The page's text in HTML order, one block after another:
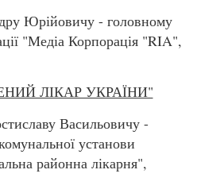
Юрійовичу - головному
"Медіа Корпорація "RIA",
ЛІКАР УКРАЇНИ"
Васильовичу -
установи
районна лікарня",